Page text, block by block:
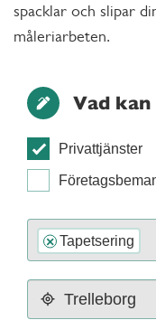
spacklar och slipar
måleriarbeten.
Vad kan
Privattjänster
× Tapetsering